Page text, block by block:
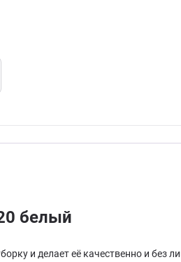
белый
и делает её качественно и